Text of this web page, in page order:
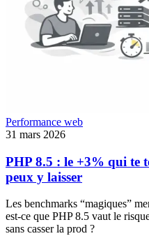
Performance web
31 mars 2026
PHP 8.5 : le +3% qui te
peux y laisser
Les benchmarks “magiques”
est-ce que PHP 8.5 vaut le
sans casser la prod ?